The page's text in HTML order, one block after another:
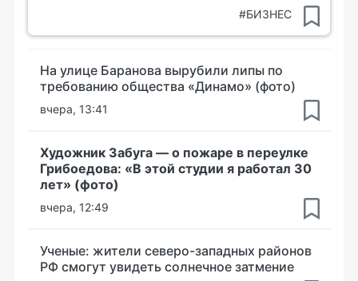
#БИЗНЕС
На улице Баранова вырубили липы по
требованию общества «Динамо» (фото)
вчера, 13:41
Художник Забуга — о пожаре в переулке
Грибоедова: «В этой студии я работал 30
лет» (фото)
вчера, 12:49
Ученые: жители северо-западных районов
РФ смогут увидеть солнечное затмение